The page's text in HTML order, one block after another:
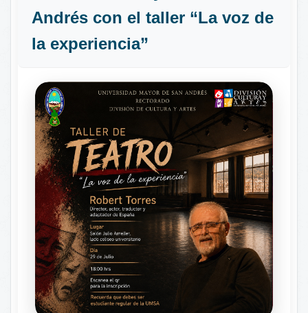
Andrés con el taller “La voz de
la experiencia”